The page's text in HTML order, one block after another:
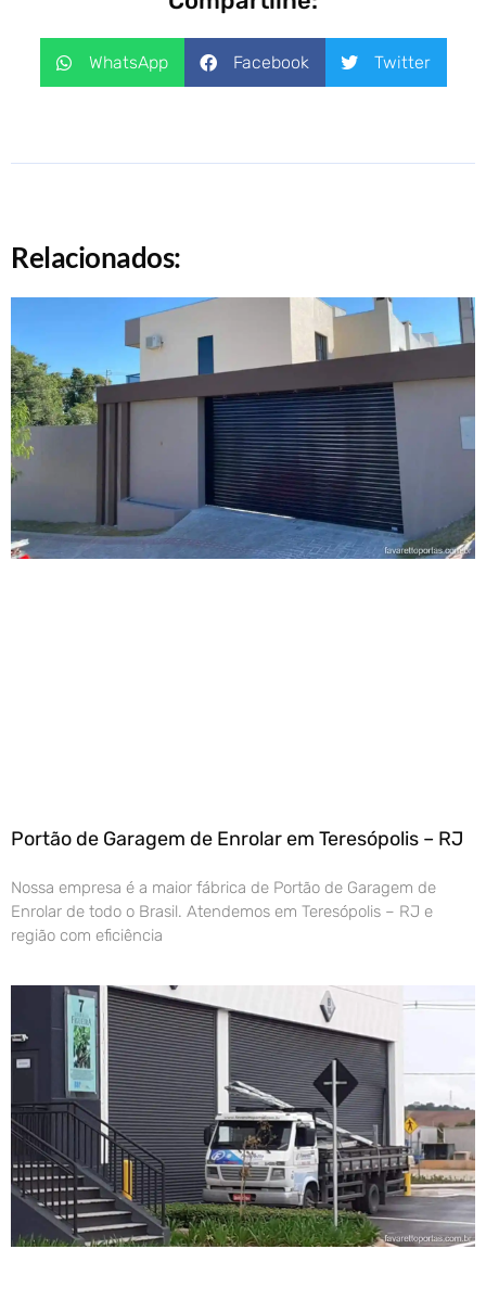
WhatsApp Facebook Twitter
Relacionados:
Portão de Garagem de Enrolar em Teresópolis – RJ
Nossa empresa é a maior fábrica de Portão de Garagem de
Enrolar de todo o Brasil. Atendemos em Teresópolis – RJ e
região com eficiência